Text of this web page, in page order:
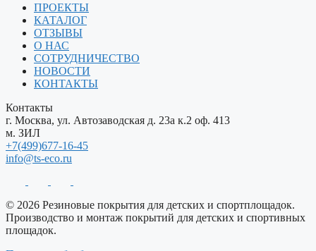
ПРОЕКТЫ
КАТАЛОГ
ОТЗЫВЫ
О НАС
СОТРУДНИЧЕСТВО
НОВОСТИ
КОНТАКТЫ
Контакты
г. Москва, ул. Автозаводская д. 23а к.2 оф. 413
м. ЗИЛ
+7(499)677-16-45
info@ts-eco.ru
© 2026 Резиновые покрытия для детских и спортплощадок.
Производство и монтаж покрытий для детских и спортивных
площадок.